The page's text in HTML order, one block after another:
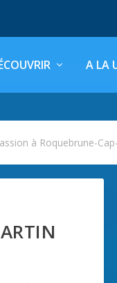
A LA
à Roquebrune-